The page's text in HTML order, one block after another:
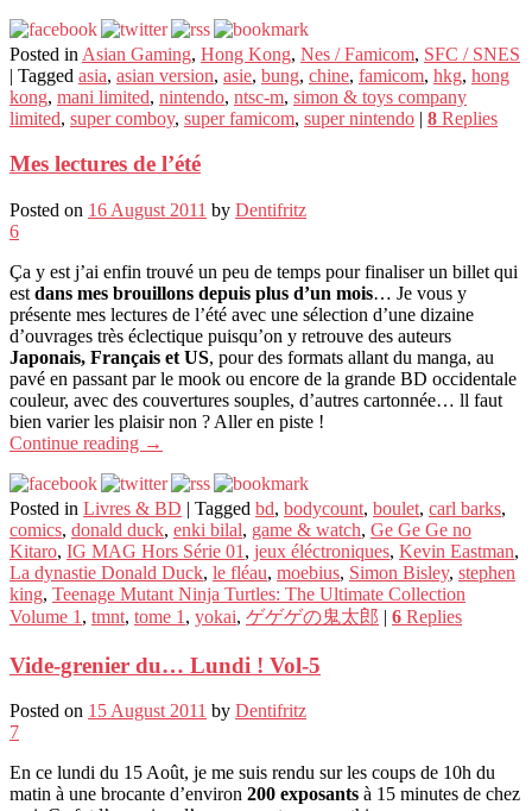
Posted in Asian Gaming, Hong Kong, Nes / Famicom, SFC / SNES
| Tagged asia, asian version, asie, bung, chine, famicom, hkg, hong
kong, mani limited, nintendo, ntsc-m, simon & toys company
limited, super comboy, super famicom, super nintendo | 8 Replies
Mes lectures de l’été
Posted on 16 August 2011 by Dentifritz
6
Ça y est j’ai enfin trouvé un peu de temps pour finaliser un billet qui
est dans mes brouillons depuis plus d’un mois… Je vous y
présente mes lectures de l’été avec une sélection d’une dizaine
d’ouvrages très éclectique puisqu’on y retrouve des auteurs
Japonais, Français et US, pour des formats allant du manga, au
pavé en passant par le mook ou encore de la grande BD occidentale
couleur, avec des couvertures souples, d’autres cartonnée… ll faut
bien varier les plaisir non ? Aller en piste !
Continue reading →
Posted in Livres & BD | Tagged bd, bodycount, boulet, carl barks,
comics, donald duck, enki bilal, game & watch, Ge Ge Ge no
Kitaro, IG MAG Hors Série 01 , jeux éléctroniques, Kevin Eastman,
La dynastie Donald Duck, le fléau, moebius, Simon Bisley, stephen
king, Teenage Mutant Ninja Turtles: The Ultimate Collection
Volume 1 , tmnt, tome 1 , yokai, ゲゲゲの鬼太郎 | 6 Replies
Vide-grenier du… Lundi ! Vol-5
Posted on 15 August 2011 by Dentifritz
7
En ce lundi du 15 Août, je me suis rendu sur les coups de 10h du
matin à une brocante d’environ 200 exposants à 15 minutes de chez